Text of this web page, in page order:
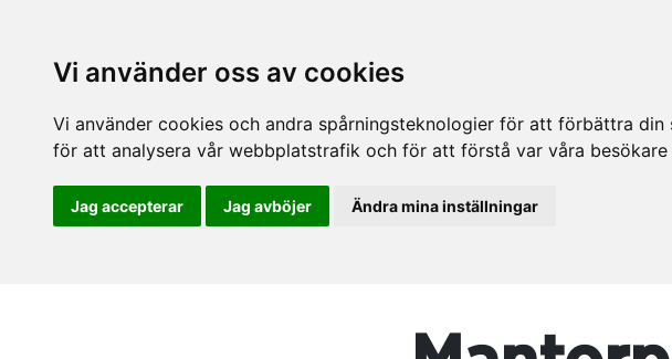
Vi använder oss av cookies
Vi använder cookies och andra spårningsteknologier för att förbättra
för att analysera vår webbplatstrafik och för att förstå var våra besökare
Jag accepterar Jag avböjer Ändra mina inställningar